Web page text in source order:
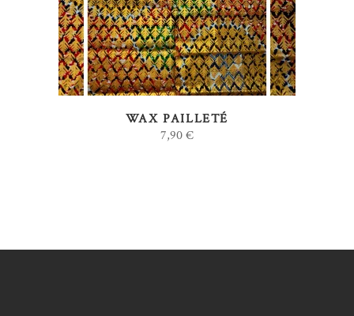
WAX PAILLETÉ
7,90€